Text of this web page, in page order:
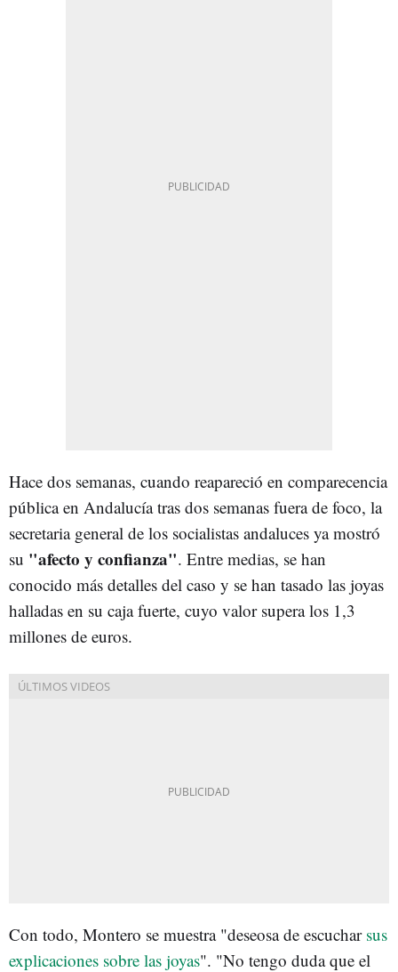
Hace dos semanas, cuando reapareció en comparecencia
pública en Andalucía tras dos semanas fuera de foco, la
secretaria general de los socialistas andaluces ya mostró
su "afecto y confianza". Entre medias, se han
conocido más detalles del caso y se han tasado las joyas
halladas en su caja fuerte, cuyo valor supera los 1,3
millones de euros.
Con todo, Montero se muestra "deseosa de escuchar sus
explicaciones sobre las joyas". "No tengo duda que el